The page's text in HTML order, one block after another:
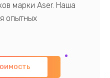
марки Aser. Наша
опытных
знаниями и
ремонт с
компонентов, а